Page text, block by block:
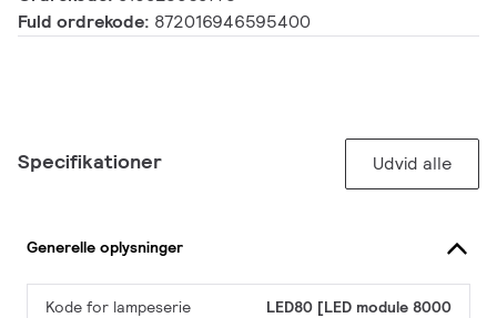
Fuld ordrekode: 872016946595400
Specifikationer Udvid alle
Generelle oplysninger
Kode for lampeserie
LED80 [LED module 8000